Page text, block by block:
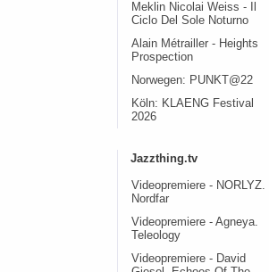
Meklin Nicolai Weiss - Il
Ciclo Del Sole Noturno
Alain Métrailler - Heights
Prospection
Norwegen: PUNKT@22
Köln: KLAENG Festival
2026
Jazzthing.tv
Videopremiere - NORLYZ.
Nordfar
Videopremiere - Agneya.
Teleology
Videopremiere - David